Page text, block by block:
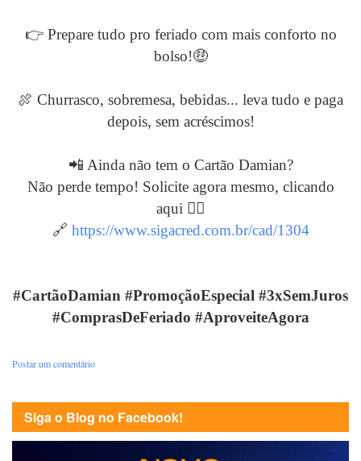
👉 Prepare tudo pro feriado com mais conforto no
bolso!🤑
🍖 Churrasco, sobremesa, bebidas... leva tudo e paga
depois, sem acréscimos!
📲 Ainda não tem o Cartão Damian?
Não perde tempo! Solicite agora mesmo, clicando
aqui 👇🏻
🔗 https://www.sigacred.com.br/cad/1304
#CartãoDamian #PromoçãoEspecial #3xSemJuros
#ComprasDeFeriado #AproveiteAgora
Postar um comentário
Siga o Blog no Facebook!